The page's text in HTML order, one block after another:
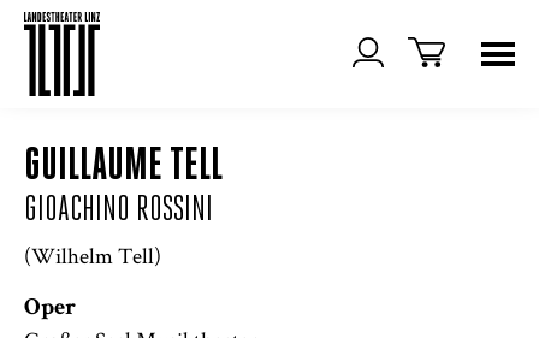
GUILLAUME TELL
GIOACHINO ROSSINI
(Wilhelm Tell)
Oper